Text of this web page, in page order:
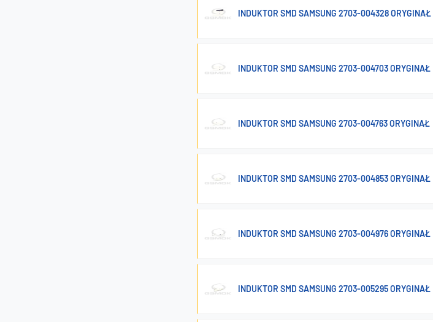
INDUKTOR SMD SAMSUNG 2703-004328 ORYGINAŁ
INDUKTOR SMD SAMSUNG 2703-004703 ORYGINAŁ
INDUKTOR SMD SAMSUNG 2703-004763 ORYGINAŁ
INDUKTOR SMD SAMSUNG 2703-004853 ORYGINAŁ
INDUKTOR SMD SAMSUNG 2703-004976 ORYGINAŁ
INDUKTOR SMD SAMSUNG 2703-005295 ORYGINAŁ